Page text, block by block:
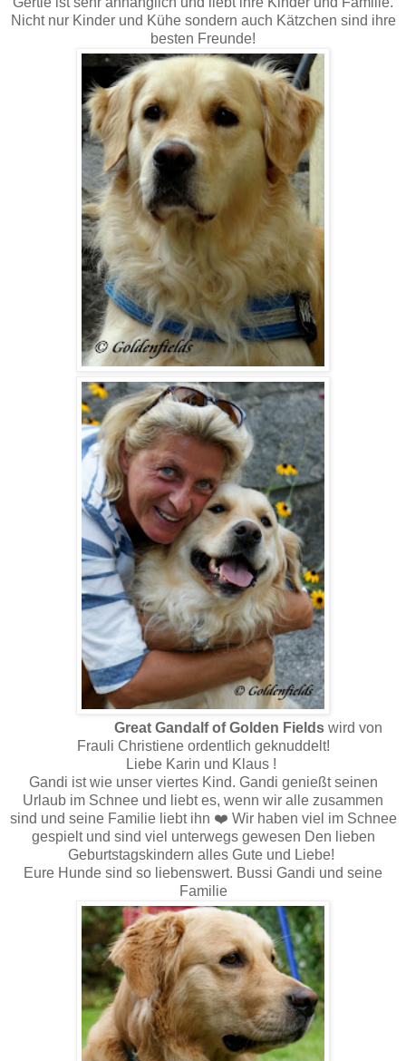
Nicht nur Kinder und Kühe sondern auch Kätzchen sind ihre
besten Freunde!
Great Gandalf of Golden Fields wird von
Frauli Christiene ordentlich geknuddelt!
Liebe Karin und Klaus !
Gandi ist wie unser viertes Kind. Gandi genießt seinen
Urlaub im Schnee und liebt es, wenn wir alle zusammen
sind und seine Familie liebt ihn ❤ ️ Wir haben viel im Schnee
gespielt und sind viel unterwegs gewesen Den lieben
Geburtstagskindern alles Gute und Liebe!
Eure Hunde sind so liebenswert. Bussi Gandi und seine
Familie